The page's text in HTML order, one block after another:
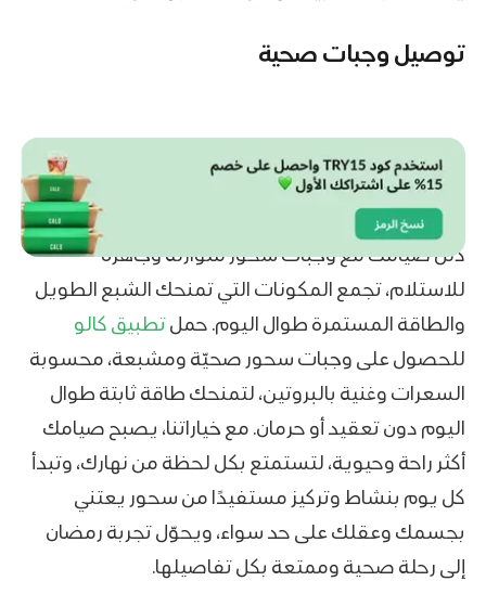
توصيل وجبات صحية
دلّل صيامك مع وجبات سحور متوازنة وجاهزة
للاستلام، تجمع المكونات التي تمنحك الشبع الطويل
والطاقة المستمرة طوال اليوم. حملتطبيق كالو
للحصول على وجبات سحور صحيّة ومشبعة، محسوبة
السعرات وغنية بالبروتين، لتمنحك طاقة ثابتة طوال
اليوم دون تعقيد أو حرمان. مع خياراتنا، يصبح صيامك
أكثر راحة وحيوية، لتستمتع بكل لحظة من نهارك، وتبدأ
كل يوم بنشاط وتركيز مستفيدًا من سحور يعتني
بجسمك وعقلك على حد سواء، ويحوّل تجربة رمضان
إلى رحلة صحية وممتعة بكل تفاصيلها.